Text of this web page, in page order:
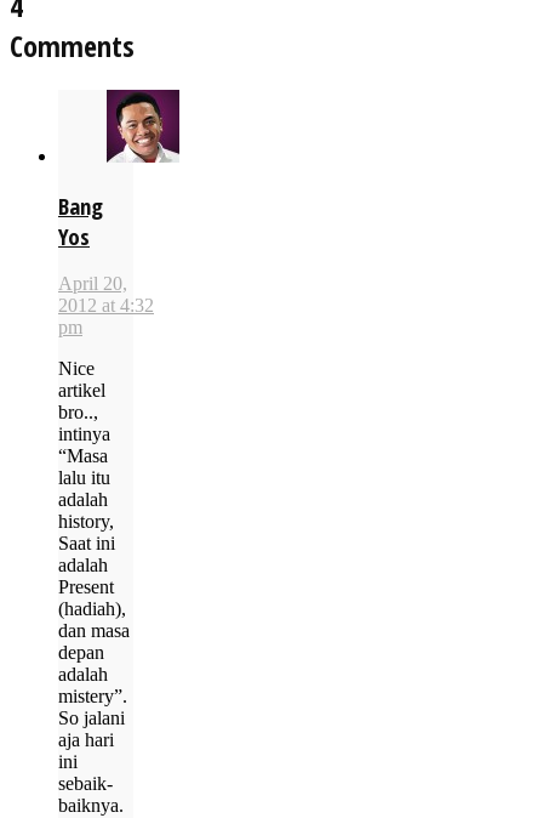
Comments
Bang
Yos
April 20,
2012 at 4:32
pm
Nice
artikel
bro..,
intinya
“Masa
lalu itu
adalah
history,
Saat ini
adalah
Present
(hadiah),
dan masa
depan
adalah
mistery”.
So jalani
aja hari
ini
sebaik-
baiknya.